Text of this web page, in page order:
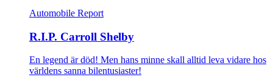
Automobile Report
R.I.P. Carroll Shelby
En legend är död! Men hans minne skall alltid leva vidare hos
världens sanna bilentusiaster!